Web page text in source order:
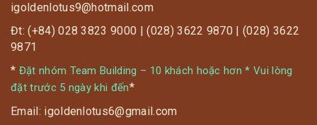
igoldenlotus9@hotmail.com
Đt: (+84) 028 3823 9000 | (028) 3622 9870 | (028) 3622
9871
* Đặt nhóm Team Building – 10 khách hoặc hơn * Vui lòng
đặt trước 5 ngày khi đến*
Email: igoldenlotus6@gmail.com